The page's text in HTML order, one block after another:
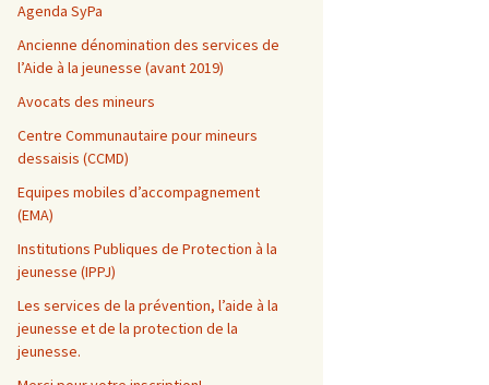
Agenda SyPa
Ancienne dénomination des services de
l’Aide à la jeunesse (avant 2019)
Avocats des mineurs
Centre Communautaire pour mineurs
dessaisis (CCMD)
Equipes mobiles d’accompagnement
(EMA)
Institutions Publiques de Protection à la
jeunesse (IPPJ)
Les services de la prévention, l’aide à la
jeunesse et de la protection de la
jeunesse.